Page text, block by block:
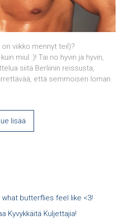
viikko mennyt teil)?
miul :)! Tai no hyvin ja hyvin,
siitä Berliinin reissusta,
että semmoisen loman
lisää
butterflies feel like <3!
Kyvykkäitä Kuljettajia!